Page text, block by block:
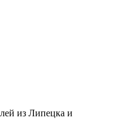
из Липецка и